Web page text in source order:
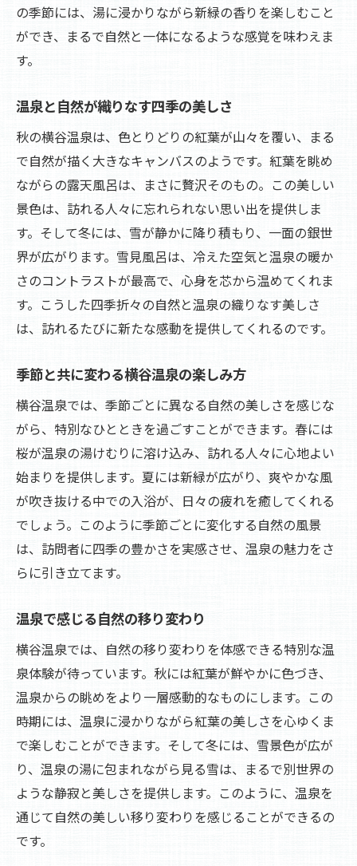
の季節には、湯に浸かりながら新緑の香りを楽しむこと
ができ、まるで自然と一体になるような感覚を味わえま
す。
温泉と自然が織りなす四季の美しさ
秋の横谷温泉は、色とりどりの紅葉が山々を覆い、まる
で自然が描く大きなキャンバスのようです。紅葉を眺め
ながらの露天風呂は、まさに贅沢そのもの。この美しい
景色は、訪れる人々に忘れられない思い出を提供しま
す。そして冬には、雪が静かに降り積もり、一面の銀世
界が広がります。雪見風呂は、冷えた空気と温泉の暖か
さのコントラストが最高で、心身を芯から温めてくれま
す。こうした四季折々の自然と温泉の織りなす美しさ
は、訪れるたびに新たな感動を提供してくれるのです。
季節と共に変わる横谷温泉の楽しみ方
横谷温泉では、季節ごとに異なる自然の美しさを感じな
がら、特別なひとときを過ごすことができます。春には
桜が温泉の湯けむりに溶け込み、訪れる人々に心地よい
始まりを提供します。夏には新緑が広がり、爽やかな風
が吹き抜ける中での入浴が、日々の疲れを癒してくれる
でしょう。このように季節ごとに変化する自然の風景
は、訪問者に四季の豊かさを実感させ、温泉の魅力をさ
らに引き立てます。
温泉で感じる自然の移り変わり
横谷温泉では、自然の移り変わりを体感できる特別な温
泉体験が待っています。秋には紅葉が鮮やかに色づき、
温泉からの眺めをより一層感動的なものにします。この
時期には、温泉に浸かりながら紅葉の美しさを心ゆくま
で楽しむことができます。そして冬には、雪景色が広が
り、温泉の湯に包まれながら見る雪は、まるで別世界の
ような静寂と美しさを提供します。このように、温泉を
通じて自然の美しい移り変わりを感じることができるの
です。